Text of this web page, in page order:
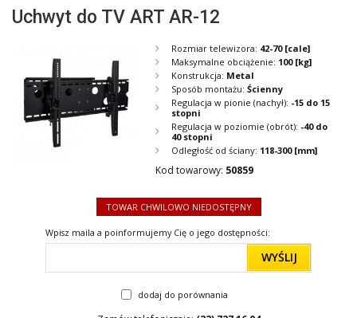
Uchwyt do TV ART AR-12
Rozmiar telewizora: 42-70 [cale]
Maksymalne obciążenie: 100 [kg]
Konstrukcja: Metal
Sposób montażu: Ścienny
Regulacja w pionie (nachył): -15 do 15
stopni
Regulacja w poziomie (obrót): -40 do
40 stopni
Odległość od ściany: 118-300 [mm]
Kod towarowy: 50859
TOWAR CHWILOWO NIEDOSTĘPNY
Wpisz maila a poinformujemy Cię o jego dostępności:
WYŚLIJ
dodaj do porównania